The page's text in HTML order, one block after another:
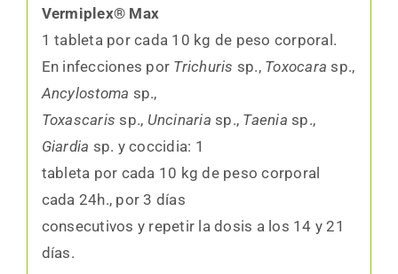
Vermiplex® Max
1 tableta por cada 10 kg de peso corporal.
En infecciones por Trichuris sp., Toxocara sp.,
Ancylostoma sp.,
Toxascaris sp., Uncinaria sp., Taenia sp.,
Giardia sp. y coccidia: 1
tableta por cada 10 kg de peso corporal
cada 24h., por 3 días
consecutivos y repetir la dosis a los 14 y 21
días.